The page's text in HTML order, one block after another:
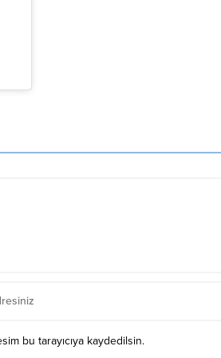
bu tarayıcıya kaydedilsin.